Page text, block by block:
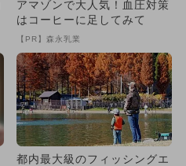
アマゾンで大人気！血圧対策
はコーヒーに足してみて
【PR】森永乳業
都内最大級のフィッシングエ